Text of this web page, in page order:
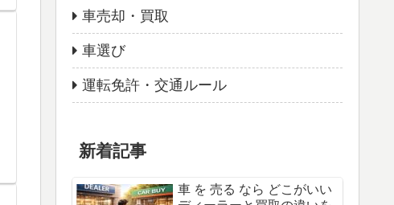
車売却・買取
車選び
運転免許・交通ルール
新着記事
車 を 売る なら どこがいい